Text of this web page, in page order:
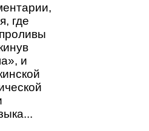
где
и